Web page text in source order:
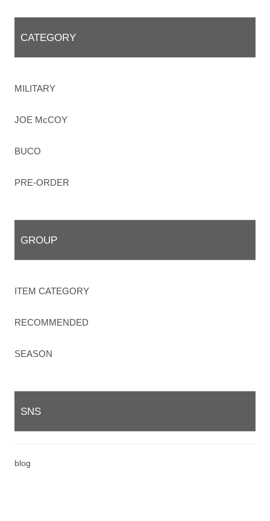
CATEGORY
MILITARY
JOE McCOY
BUCO
PRE-ORDER
GROUP
ITEM CATEGORY
RECOMMENDED
SEASON
SNS
blog